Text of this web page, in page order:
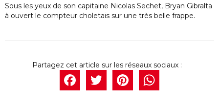
Sous les yeux de son capitaine Nicolas Sechet, Bryan Gibralta
à ouvert le compteur choletais sur une très belle frappe.
Facebook
Twitter